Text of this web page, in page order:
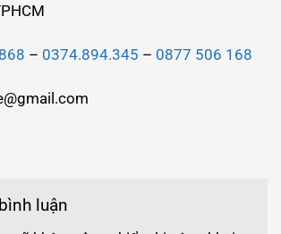
– 0374.894.345 – 0877 506 168
luận